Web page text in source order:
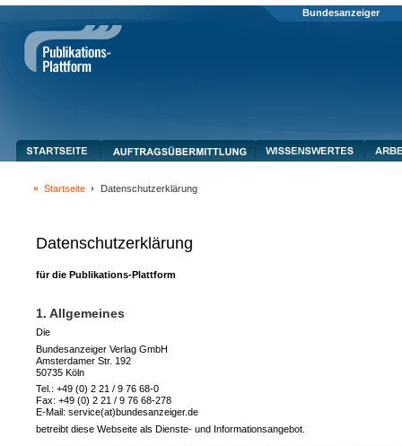
Bundesanzeiger
Startseite Datenschutzerklärung
Datenschutzerklärung
für die Publikations-Plattform
1. Allgemeines
Die
Bundesanzeiger Verlag GmbH
Amsterdamer Str. 192
50735 Köln
Tel.: +49 (0) 2 21 / 9 76 68-0
Fax: +49 (0) 2 21 / 9 76 68-278
E-Mail: service(at)bundesanzeiger.de
betreibt diese Webseite als Dienste- und Informationsangebot.